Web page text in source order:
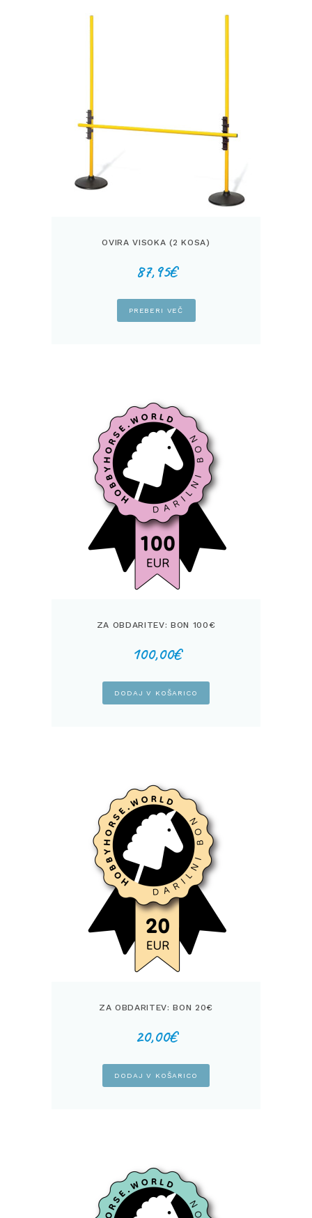
OVIRA VISOKA (2 KOSA)
87,95€
PREBERI VEČ
ZA OBDARITEV: BON 100€
100,00€
DODAJ V KOŠARICO
ZA OBDARITEV: BON 20€
20,00€
DODAJ V KOŠARICO